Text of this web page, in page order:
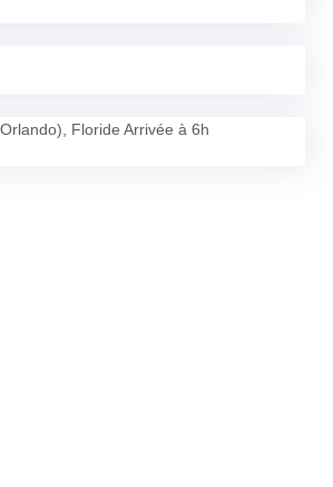
Floride Arrivée à 6h